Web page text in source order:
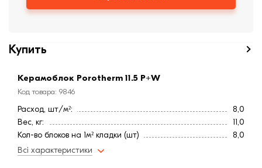
Купить
Керамоблок Porotherm 11.5 P+W
Код товара: 9846
Расход, шт/м²:
8,0
Вес, кг:
11,0
Кол-во блоков на 1м² кладки (шт)
8,0
Расход раствора на 1м² кладки (л):
Всі характеристики